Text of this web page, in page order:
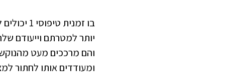
ומעודדים אותו לחתור